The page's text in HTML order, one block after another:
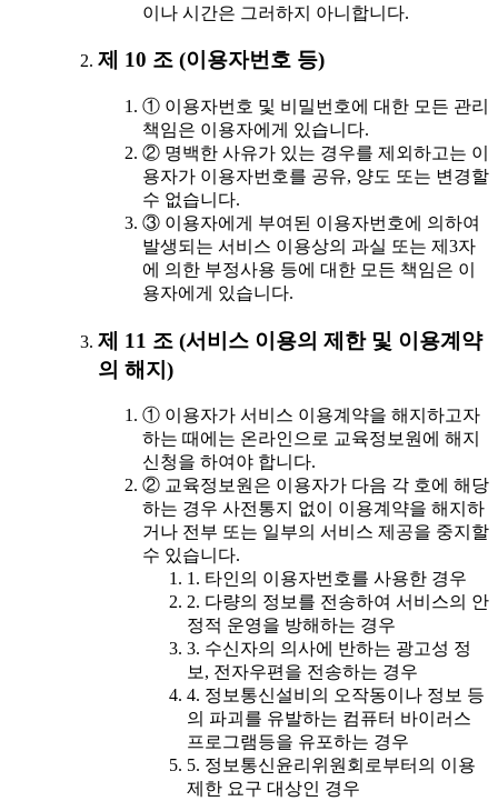
이나 시간은 그러하지 아니합니다.
제 10 조 (이용자번호 등)
① 이용자번호 및 비밀번호에 대한 모든 관리
책임은 이용자에게 있습니다.
② 명백한 사유가 있는 경우를 제외하고는 이
용자가 이용자번호를 공유, 양도 또는 변경할
수 없습니다.
③ 이용자에게 부여된 이용자번호에 의하여
발생되는 서비스 이용상의 과실 또는 제3자
에 의한 부정사용 등에 대한 모든 책임은 이
용자에게 있습니다.
제 11 조 (서비스 이용의 제한 및 이용계약
의 해지)
① 이용자가 서비스 이용계약을 해지하고자
하는 때에는 온라인으로 교육정보원에 해지
신청을 하여야 합니다.
② 교육정보원은 이용자가 다음 각 호에 해당
하는 경우 사전통지 없이 이용계약을 해지하
거나 전부 또는 일부의 서비스 제공을 중지할
수 있습니다.
1. 타인의 이용자번호를 사용한 경우
2. 다량의 정보를 전송하여 서비스의 안
정적 운영을 방해하는 경우
3. 수신자의 의사에 반하는 광고성 정
보, 전자우편을 전송하는 경우
4. 정보통신설비의 오작동이나 정보 등
의 파괴를 유발하는 컴퓨터 바이러스
프로그램등을 유포하는 경우
5. 정보통신윤리위원회로부터의 이용
제한 요구 대상인 경우